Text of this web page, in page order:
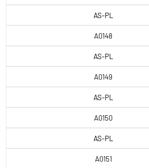
AS-PL
A0148
AS-PL
A0149
AS-PL
A0150
AS-PL
A0151